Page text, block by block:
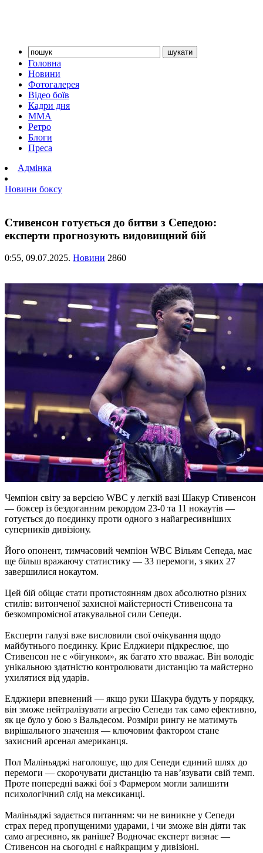
Головна
Новини
Фотогалерея
Відео боїв
Кадри дня
ММА
Ретро
Блоги
Преса
Адмінка
Новини боксу
Стивенсон готується до битви з Сепедою:
експерти прогнозують видовищний бій
0:55, 09.07.2025. Новини 2860
Чемпіон світу за версією WBC у легкій вазі Шакур Стивенсон
— боксер із бездоганним рекордом 23-0 та 11 нокаутів —
готується до поєдинку проти одного з найагресивніших
суперників дивізіону.
Його опонент, тимчасовий чемпіон WBC Вільям Сепеда, має
ще більш вражаючу статистику — 33 перемоги, з яких 27
завершилися нокаутом.
Цей бій обіцяє стати протистоянням двох абсолютно різних
стилів: витонченої захисної майстерності Стивенсона та
безкомпромісної атакувальної сили Сепеди.
Експерти галузі вже висловили свої очікування щодо
майбутнього поєдинку. Крис Елджиери підкреслює, що
Стивенсон не є «бігунком», як багато хто вважає. Він володіє
унікальною здатністю контролювати дистанцію та майстерно
ухилятися від ударів.
Елджиери впевнений — якщо руки Шакура будуть у порядку,
він зможе нейтралізувати агресію Сепеди так само ефективно,
як це було у бою з Вальдесом. Розміри рингу не матимуть
вирішального значення — ключовим фактором стане
захисний арсенал американця.
Пол Маліньяджі наголошує, що для Сепеди єдиний шлях до
перемоги — скорочувати дистанцію та нав’язувати свій темп.
Проте попередні важкі бої з Фармером могли залишити
психологічний слід на мексиканці.
Маліньяджі задається питанням: чи не виникне у Сепеди
страх перед пропущеними ударами, і чи зможе він діяти так
само агресивно, як раніше? Водночас експерт визнає —
Стивенсон на сьогодні є найкращим у дивізіоні.